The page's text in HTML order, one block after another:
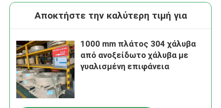
Αποκτήστε την καλύτερη τιμή για
1000 mm πλάτος 304 χάλυβα
από ανοξείδωτο χάλυβα με
γυαλισμένη επιφάνεια